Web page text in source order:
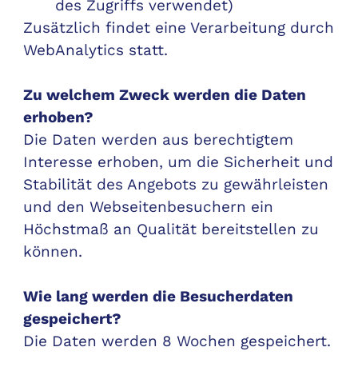
des Zugriffs verwendet)
Zusätzlich findet eine Verarbeitung durch
WebAnalytics statt.
Zu welchem Zweck werden die Daten
erhoben?
Die Daten werden aus berechtigtem
Interesse erhoben, um die Sicherheit und
Stabilität des Angebots zu gewährleisten
und den Webseitenbesuchern ein
Höchstmaß an Qualität bereitstellen zu
können.
Wie lang werden die Besucherdaten
gespeichert?
Die Daten werden 8 Wochen gespeichert.